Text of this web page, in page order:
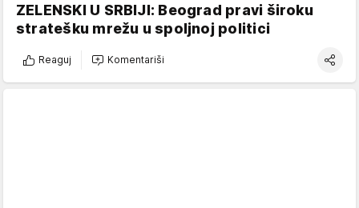
ZELENSKI U SRBIJI: Beograd pravi široku
stratešku mrežu u spoljnoj politici
Reaguj Komentariši